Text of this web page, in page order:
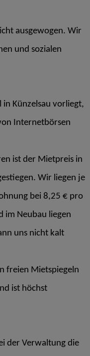
ausgewogen. Wir
und sozialen
Künzelsau vorliegt,
Internetbörsen
ist der Mietpreis in
Wir liegen je
bei 8,25 € pro
im Neubau liegen
uns nicht kalt
freien Mietspiegeln
ist höchst
der Verwaltung die